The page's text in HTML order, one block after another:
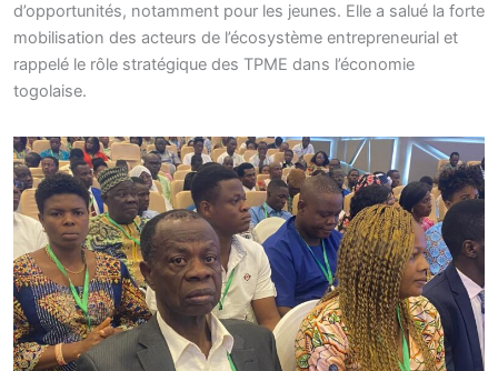
d’opportunités, notamment pour les jeunes. Elle a salué la forte
mobilisation des acteurs de l’écosystème entrepreneurial et
rappelé le rôle stratégique des TPME dans l’économie
togolaise.